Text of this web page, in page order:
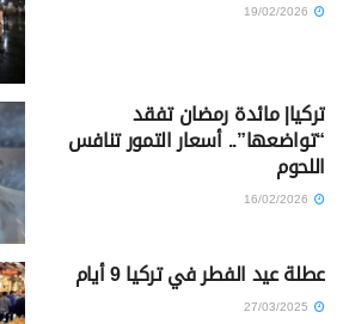
تركيا| مائدة رمضان تفقد
“تواضعها”.. أسعار التمور تنافس
اللحوم
عطلة عيد الفطر في تركيا 9 أيام